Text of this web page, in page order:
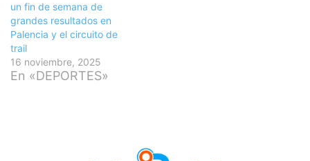
un fin de semana de
grandes resultados en
Palencia y el circuito de
trail
16 noviembre, 2025
En «DEPORTES»